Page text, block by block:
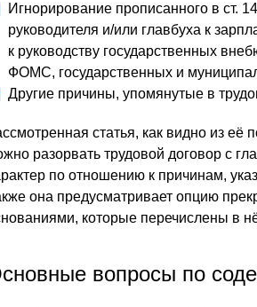
Игнорирование прописанного в ст.
руководителя и/или главбуха к
к руководству государственных
ФОМС, государственных и
Другие причины, упомянутые в
статья, как видно из
разорвать трудовой договор с
по отношению к причинам,
она предусматривает опцию
которые перечислены в
вопросы по